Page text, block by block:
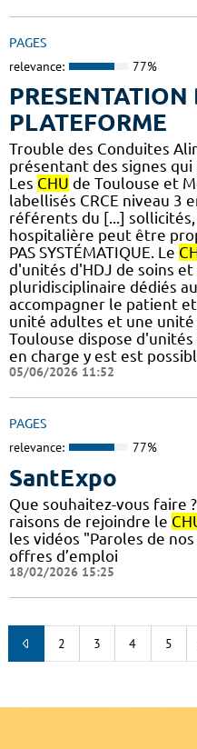
PAGES
relevance: 77%
PRESENTATION
PLATEFORME
Trouble des Conduites
présentant des signes
Les CHU de Toulouse et
labellisés CRCE niveau 3
référents du [...]
hospitalière peut être
PAS SYSTÉMATIQUE. Le
d'unités d'HDJ de soins
pluridisciplinaire dédiés
accompagner le patient
unité adultes et une unité
Toulouse dispose
en charge y est est
05/06/2026 11:52
PAGES
relevance: 77%
SantExpo
Que souhaitez-vous faire
raisons de rejoindre le
les vidéos "Paroles de
offres d’emploi
18/02/2026 15:25
2 3 4 5